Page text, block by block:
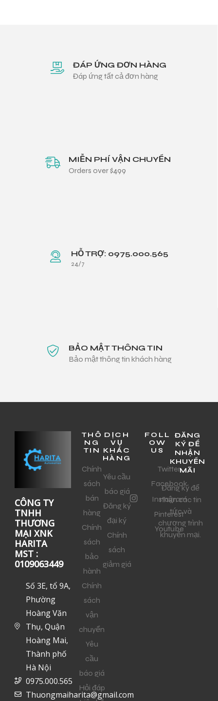
ĐÁP ỨNG ĐƠN HÀNG
Đáp ứng tất cả đơn hàng
MIỄN PHÍ VẬN CHUYỂN
Orders over $499
HỖ TRỢ: 0975.000.565
24/7
BẢO MẬT THÔNG TIN
Bảo mật thông tin khách hàng
CÔNG TY
TNHH
THƯƠNG
MẠI XNK
HARITA
MST :
0109063449
Số 3E, tổ 9A,
Phường
Hoàng Văn
Thụ, Quận
Hoàng Mai,
Thành phố
Hà Nội
0975.000.565
Thuongmaiharita@gmail.com
THÔ
NG
TIN
Chính
sách
bán
hàng
Chính
sách
bảo
hành
Chính
sách
vận
chuyển
Yêu
cầu
báo giá
Hỏi đáp
DỊCH
VỤ
KHÁC
HÀNG
Yêu cầu
báo giá
Đăng ký
đại ký
Chính
sách
giảm giá
FOLL
OW
US
Twitter
Facebook
Instagram
Pinterest
Youtube
ĐĂNG
KÝ ĐỂ
NHẬN
KHUYẾN
MÃI
Đăng ký để
nhận các tin
tức và
chương trình
khuyến mại.